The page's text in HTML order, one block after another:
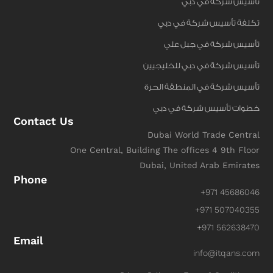
تكلفة تأسيس شركة في دبي
تأسيس شركة في جبل علي
تأسيس شركة في دبي للخليجيين
تأسيس شركة في المنطقة الحرة
خطوات تأسيس شركة في دبي
Contact Us
Dubai World Trade Central
One Central, Building The offices 4 9th Floor
Dubai, United Arab Emirates
Phone
+971 45686046
+971 507040355
+971 562638470
Email
info@itqans.com